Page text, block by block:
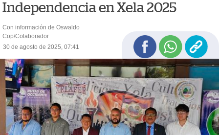
Independencia en Xela 2025
Con información de Oswaldo
Cop/Colaborador
30 de agosto de 2025, 07:41